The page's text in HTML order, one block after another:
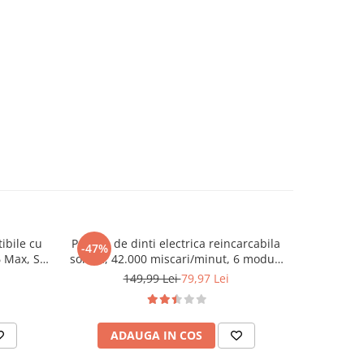
cu
S6
2 perii
-47%
Periuta de dinti electrica reincarcabila
sonica, 42.000 miscari/minut, 6 moduri
smart de curatare cu temporizator, 4
Rezistent la apa, cablu USB, baterie
500mAh, s
149,99 Lei79,97 Lei
ADAUGA IN COS